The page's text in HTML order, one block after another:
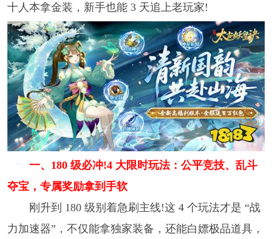
十人本拿金装，新手也能 3 天追上老玩家!
一、180 级必冲!4 大限时玩法：公平竞技、乱斗
夺宝，专属奖励拿到手软
刚升到 180 级别着急刷主线!这 4 个玩法才是 “战
力加速器”，不仅能拿独家装备，还能白嫖极品道具，